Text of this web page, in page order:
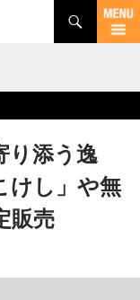
り添う逸
し」や無
販売